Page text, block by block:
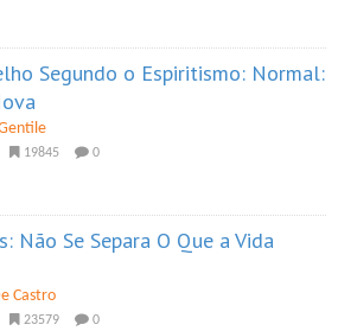
Segundo o Espiritismo: Normal:
19845 0
Não Se Separa O Que a Vida
Castro
23579 0